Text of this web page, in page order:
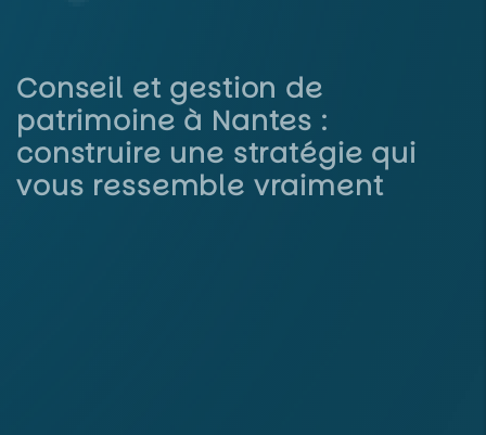
Conseil et gestion de
patrimoine à Nantes :
construire une stratégie qui
vous ressemble vraiment